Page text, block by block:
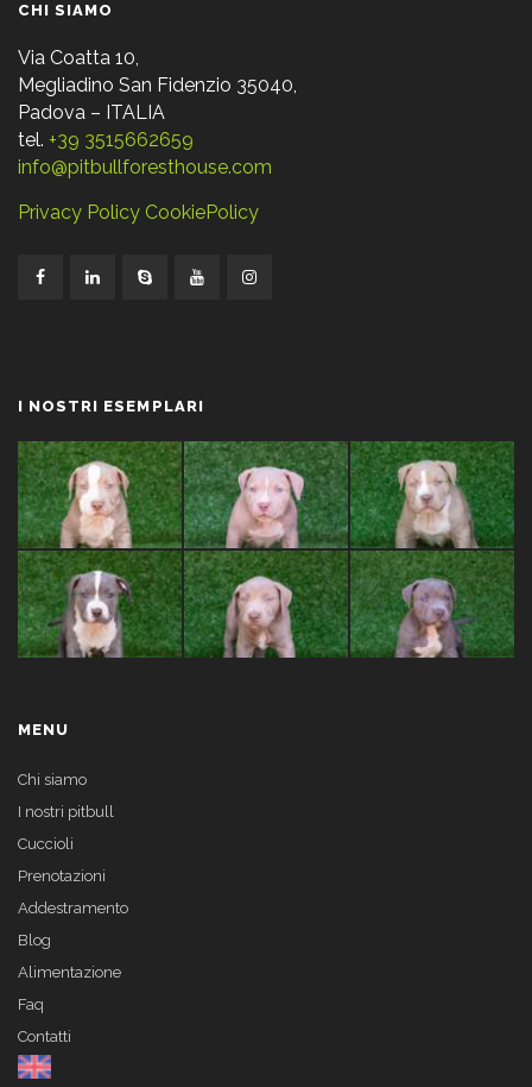
CHI SIAMO
Via Coatta 10,
Megliadino San Fidenzio 35040,
Padova – ITALIA
tel. +39 3515662659
info@pitbullforesthouse.com
Privacy Policy CookiePolicy
I NOSTRI ESEMPLARI
MENU
Chi siamo
I nostri pitbull
Cuccioli
Prenotazioni
Addestramento
Blog
Alimentazione
Faq
Contatti